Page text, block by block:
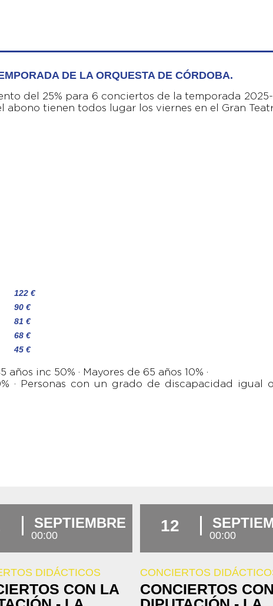
DE LA ORQUESTA DE CÓRDOBA.
del 25% para 6 conciertos de la temporada
abono tienen todos lugar los viernes en el Gran
122 €
90 €
81 €
68 €
45 €
inc 50% · Mayores de 65 años 10% ·
· Personas con un grado de discapacidad
SEPTIEMBRE
00:00
DIDÁCTICOS
CON LA
12
00:00
CONCIERTOS
CONCIERTOS